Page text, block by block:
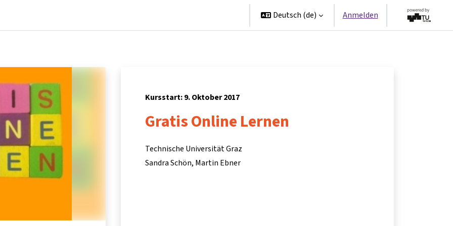
Deutsch ‎(de)‎ Anmelden
Kursstart: 9. Oktober 2017
Gratis Online Lernen
Technische Universität Graz
Sandra Schön Martin Ebner